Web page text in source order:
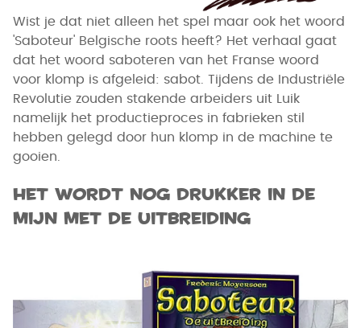
Wist je dat niet alleen het spel maar ook het woord
'Saboteur' Belgische roots heeft? Het verhaal gaat
dat het woord saboteren van het Franse woord
voor klomp is afgeleid: sabot. Tijdens de Industriële
Revolutie zouden stakende arbeiders uit Luik
namelijk het productieproces in fabrieken stil
hebben gelegd door hun klomp in de machine te
gooien.
Het wordt nog drukker in de
mijn met de uitbreiding